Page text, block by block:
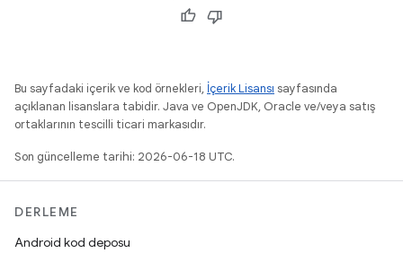
Bu sayfadaki içerik ve kod örnekleri, İçerik Lisansı sayfasında
açıklanan lisanslara tabidir. Java ve OpenJDK, Oracle ve/veya satış
ortaklarının tescilli ticari markasıdır.
Son güncelleme tarihi: 2026-06-18 UTC.
DERLEME
Android kod deposu